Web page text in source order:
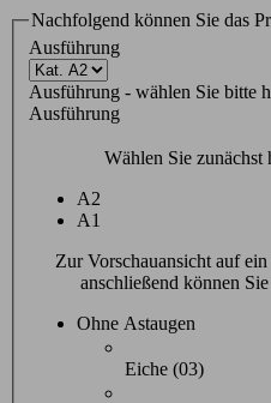
Nachfolgend können Sie das
Ausführung
Ausführung - wählen Sie bitte
Ausführung
Wählen Sie zunächst
A2
A1
Zur Vorschauansicht auf
anschließend können
Ohne Astaugen
Eiche (03)